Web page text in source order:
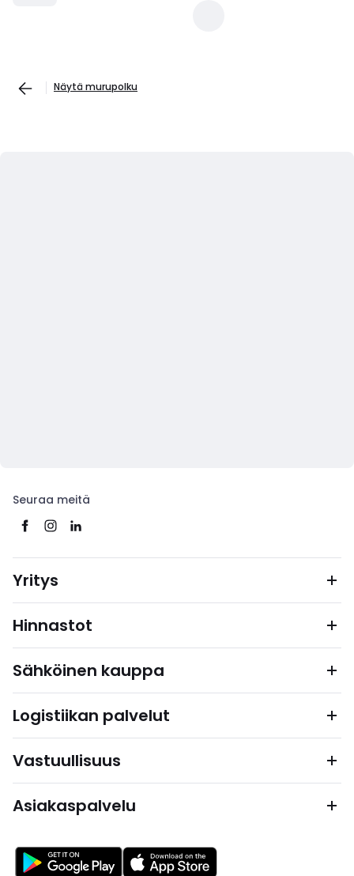
Näytä murupolku
Seuraa meitä
Yritys
Hinnastot
Sähköinen kauppa
Logistiikan palvelut
Vastuullisuus
Asiakaspalvelu